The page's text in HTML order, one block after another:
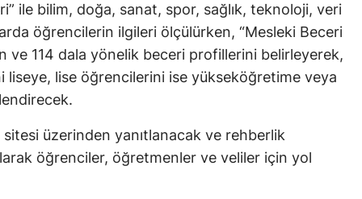
ile bilim, doğa, sanat, spor, sağlık, teknoloji, veri
öğrencilerin ilgileri ölçülürken, “Mesleki Beceri
ve 114 dala yönelik beceri profillerini belirleyerek,
lise öğrencilerini ise yükseköğretime veya
üzerinden yanıtlanacak ve rehberlik
öğrenciler, öğretmenler ve veliler için yol